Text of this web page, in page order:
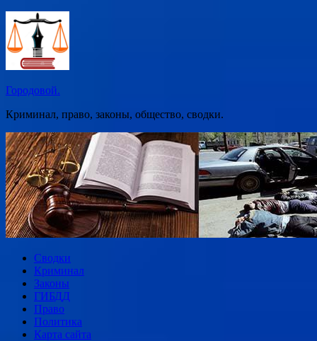
Перейти
содержимому
Городовой.
Криминал, право, законы, общество, сводки.
Сводки
Криминал
Законы
ГИБДД
Право
Политика
Карта сайта